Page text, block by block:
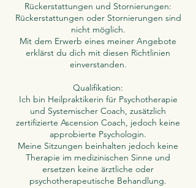
Rückerstattungen und Stornierungen:
Rückerstattungen oder Stornierungen sind
nicht möglich.
Mit dem Erwerb eines meiner Angebote
erklärst du dich mit diesen Richtlinien
einverstanden.
Qualifikation:
Ich bin Heilpraktikerin für Psychotherapie
und Systemischer Coach, zusätzlich
zertifizierte Ascension Coach, jedoch keine
approbierte Psychologin.
Meine Sitzungen beinhalten jedoch keine
Therapie im medizinischen Sinne und
ersetzen keine ärztliche oder
psychotherapeutische Behandlung.